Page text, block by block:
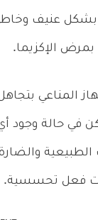
بشكل عنيف
الإكزيما.
المناعي
في حالة
الطبيعية
فعل تحسسية.